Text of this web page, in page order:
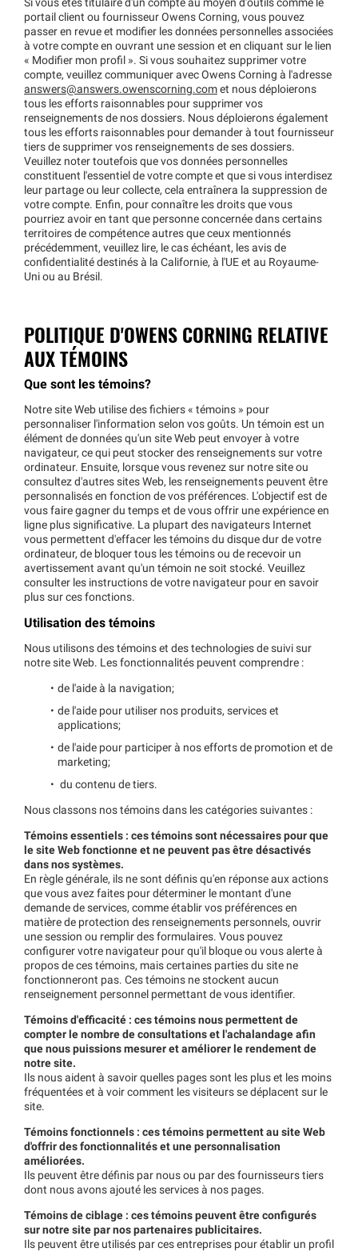
Si vous êtes titulaire d'un compte au moyen d'outils comme le
portail client ou fournisseur Owens Corning, vous pouvez
passer en revue et modifier les données personnelles associées
à votre compte en ouvrant une session et en cliquant sur le lien
« Modifier mon profil ». Si vous souhaitez supprimer votre
compte, veuillez communiquer avec Owens Corning à l'adresse
answers@answers.owenscorning.com et nous déploierons
tous les efforts raisonnables pour supprimer vos
renseignements de nos dossiers. Nous déploierons également
tous les efforts raisonnables pour demander à tout fournisseur
tiers de supprimer vos renseignements de ses dossiers.
Veuillez noter toutefois que vos données personnelles
constituent l'essentiel de votre compte et que si vous interdisez
leur partage ou leur collecte, cela entraînera la suppression de
votre compte. Enfin, pour connaître les droits que vous
pourriez avoir en tant que personne concernée dans certains
territoires de compétence autres que ceux mentionnés
précédemment, veuillez lire, le cas échéant, les avis de
confidentialité destinés à la Californie, à l'UE et au Royaume-
Uni ou au Brésil.
POLITIQUE D'OWENS CORNING RELATIVE
AUX TÉMOINS
Que sont les témoins?
Notre site Web utilise des fichiers « témoins » pour
personnaliser l'information selon vos goûts. Un témoin est un
élément de données qu'un site Web peut envoyer à votre
navigateur, ce qui peut stocker des renseignements sur votre
ordinateur. Ensuite, lorsque vous revenez sur notre site ou
consultez d'autres sites Web, les renseignements peuvent être
personnalisés en fonction de vos préférences. L'objectif est de
vous faire gagner du temps et de vous offrir une expérience en
ligne plus significative. La plupart des navigateurs Internet
vous permettent d'effacer les témoins du disque dur de votre
ordinateur, de bloquer tous les témoins ou de recevoir un
avertissement avant qu'un témoin ne soit stocké. Veuillez
consulter les instructions de votre navigateur pour en savoir
plus sur ces fonctions.
Utilisation des témoins
Nous utilisons des témoins et des technologies de suivi sur
notre site Web. Les fonctionnalités peuvent comprendre :
de l'aide à la navigation;
de l'aide pour utiliser nos produits, services et
applications;
de l'aide pour participer à nos efforts de promotion et de
marketing;
du contenu de tiers.
Nous classons nos témoins dans les catégories suivantes :
Témoins essentiels : ces témoins sont nécessaires pour que
le site Web fonctionne et ne peuvent pas être désactivés
dans nos systèmes.
En règle générale, ils ne sont définis qu'en réponse aux actions
que vous avez faites pour déterminer le montant d'une
demande de services, comme établir vos préférences en
matière de protection des renseignements personnels, ouvrir
une session ou remplir des formulaires. Vous pouvez
configurer votre navigateur pour qu'il bloque ou vous alerte à
propos de ces témoins, mais certaines parties du site ne
fonctionneront pas. Ces témoins ne stockent aucun
renseignement personnel permettant de vous identifier.
Témoins d'efficacité : ces témoins nous permettent de
compter le nombre de consultations et l'achalandage afin
que nous puissions mesurer et améliorer le rendement de
notre site.
Ils nous aident à savoir quelles pages sont les plus et les moins
fréquentées et à voir comment les visiteurs se déplacent sur le
site.
Témoins fonctionnels : ces témoins permettent au site Web
d'offrir des fonctionnalités et une personnalisation
améliorées.
Ils peuvent être définis par nous ou par des fournisseurs tiers
dont nous avons ajouté les services à nos pages.
Témoins de ciblage : ces témoins peuvent être configurés
sur notre site par nos partenaires publicitaires.
Ils peuvent être utilisés par ces entreprises pour établir un profil